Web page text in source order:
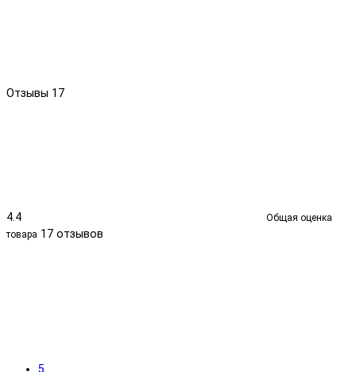
Отзывы 17
4.4
Общая оценка
товара 17 отзывов
5